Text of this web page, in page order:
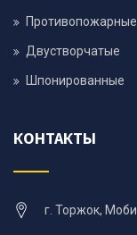
Противопожарные
Двустворчатые
Шпонированные
КОНТАКТЫ
г. Торжок,